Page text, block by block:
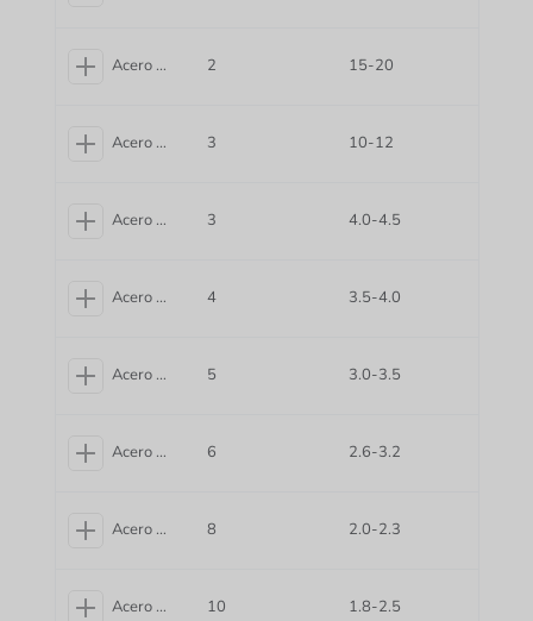
Acero carbono 2 15-20
Acero carbono 3 10-12
Acero carbono 3 4.0-4.5
Acero carbono 4 3.5-4.0
Acero carbono 5 3.0-3.5
Acero carbono 6 2.6-3.2
Acero carbono 8 2.0-2.3
Acero carbono 10 1.8-2.5